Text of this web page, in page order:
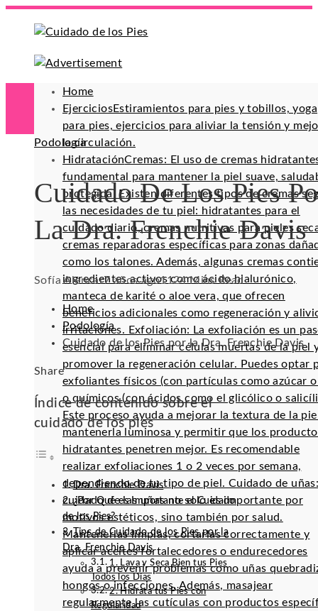
Home
EjerciciosEstiramientos para pies y tobillos, yoga
para pies, ejercicios para aliviar la tensión y
la circulación.
HidrataciónCremas: El uso de cremas
fundamental para mantener la piel suave,
protegida. Existen diferentes tipos de cremas
las necesidades de tu piel: hidratantes para el
cuidado diario, cremas nutritivas para pieles
cremas reparadoras específicas para zonas
como los talones. Además, algunas cremas
ingredientes activos como ácido hialurónico,
manteca de karité o aloe vera, que ofrecen
beneficios adicionales como regeneración y
irritaciones. Exfoliación: La exfoliación es un
esencial para eliminar células muertas de la piel
promover la regeneración celular. Puedes optar
exfoliantes físicos (con partículas como azúcar o
o químicos (con ácidos como el glicólico o
Este proceso ayuda a mejorar la textura de la
mantenerla luminosa y permitir que los
hidratantes penetren mejor. Es recomendable
realizar exfoliaciones 1 o 2 veces por semana,
dependiendo de tu tipo de piel. Cuidado de
cuidado de las uñas no solo es importante por
motivos estéticos, sino también por salud.
Mantenerlas limpias, cortarlas correctamente y
aplicar aceites fortalecedores o endurecedores
ayuda a prevenir problemas como uñas
hongos o infecciones. Además, masajear
regularmente las cutículas con productos
Podología
Cuidado De Los Pies
La Dra. Frenchie Davis
Sofía Alencar7 años ago1124 Mins Read
Home
Podología
Cuidado de los Pies por la Dra. Frenchie Davis
Facebook
Twitter
LinkedIn
Pinterest
Stumbleupon
Email
Share
Índice de contenido sobre el
cuidado de los pies
Dra. Frenchie Davis
¿Por Qué es Importante el Cuidado
de los Pies?
Tips de Cuidado de los Pies por la
Dra. Frenchie Davis
1. Lava y Seca Bien tus Pies
Todos los Días
2. Hidrata tus Pies con
Regularidad